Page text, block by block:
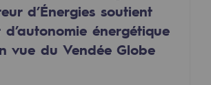
auprès des territoires
d’Énergies soutient
énergétique
vue du Vendée Globe